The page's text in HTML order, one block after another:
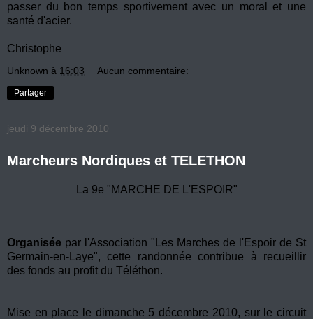
passer du bon temps sportivement avec un moral et une
santé d'acier.
Christophe
Unknown à 16:03 Aucun commentaire:
Partager
jeudi 9 décembre 2010
Marcheurs Nordiques et TELETHON
La 9e "MARCHE DE L'ESPOIR"
Organisée par l'Association "Les Marches de l'Espoir de St
Germain-en-Laye", cette randonnée contribue à recueillir
des fonds au profit du Téléthon.
Mise en place le dimanche 5 décembre 2010, sur le circuit